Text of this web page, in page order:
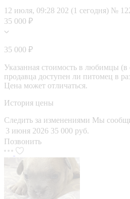
12 июля, 09:28 202 (1 сегодня) №
35 000 ₽
35 000 ₽
Указанная стоимость в любимцы
продавца доступен ли питомец в
Цена может отличаться.
История цены
Следить за изменениями Мы
3 июня 2026 35 000 руб.
Позвонить